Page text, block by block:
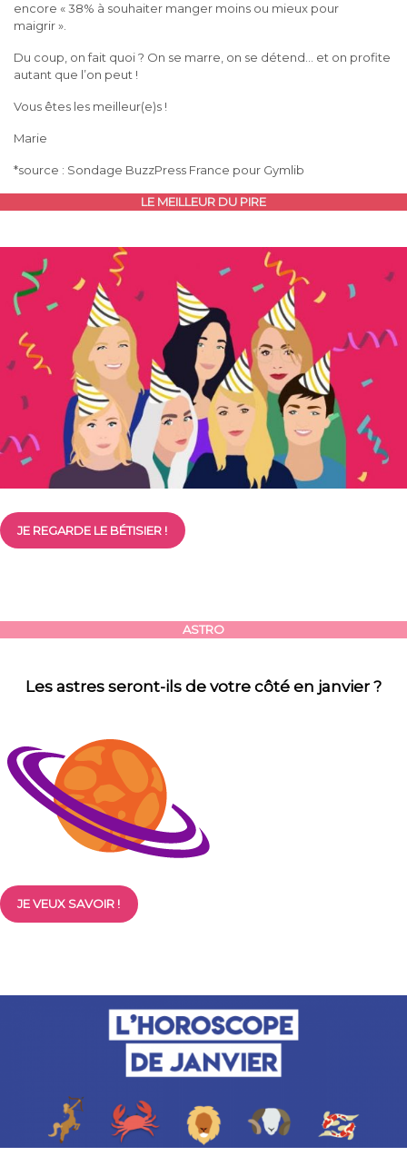
encore « 38% à souhaiter manger moins ou mieux pour
maigrir ».
Du coup, on fait quoi ? On se marre, on se détend… et on profite
autant que l’on peut !
Vous êtes les meilleur(e)s !
Marie
*source : Sondage BuzzPress France pour Gymlib
LE MEILLEUR DU PIRE
JE REGARDE LE BÉTISIER !
ASTRO
Les astres seront-ils de votre côté en janvier ?
JE VEUX SAVOIR !